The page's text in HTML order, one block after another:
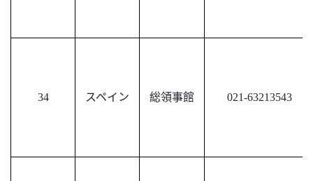
34 スペイン 総領事館 021-63213543